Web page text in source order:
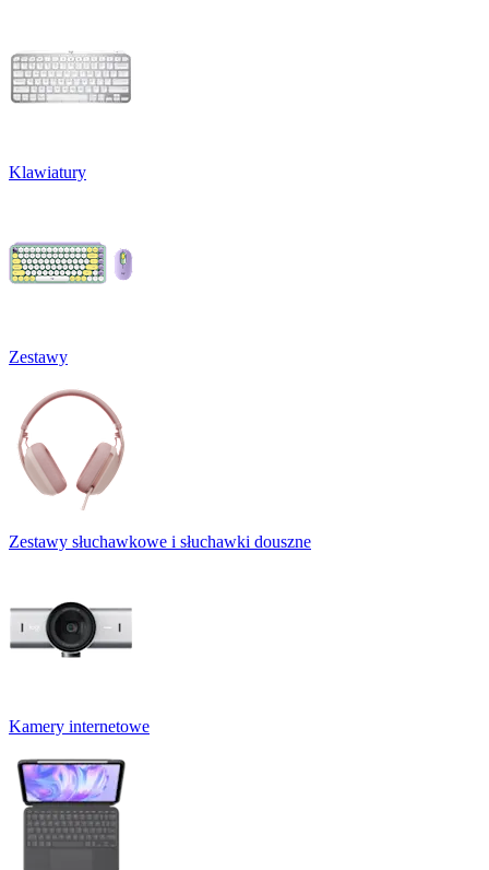
Klawiatury
Zestawy
Zestawy słuchawkowe i słuchawki douszne
Kamery internetowe